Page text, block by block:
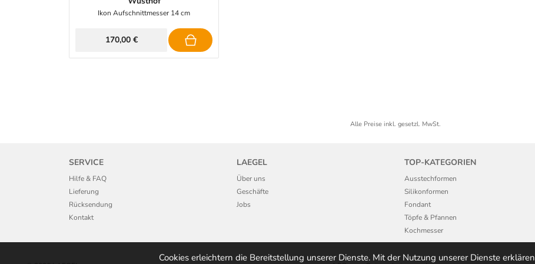
Cookies erleichtern die Bereitstellung unserer Dienste. Mit der Nutzung unserer Dienste erklären
Ikon Aufschnittmesser 14 cm
170,00 €
Alle Preise inkl. gesetzl. MwSt.
SERVICE
Hilfe & FAQ
Lieferung
Rücksendung
Kontakt
LAEGEL
Über uns
Geschäfte
Jobs
TOP-KATEGORIEN
Ausstechformen
Silikonformen
Fondant
Töpfe & Pfannen
Kochmesser